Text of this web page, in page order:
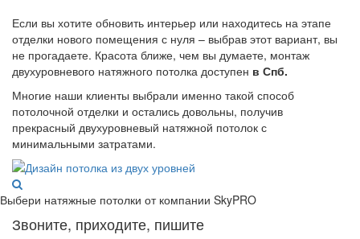
Если вы хотите обновить интерьер или находитесь на этапе
отделки нового помещения с нуля – выбрав этот вариант, вы
не прогадаете. Красота ближе, чем вы думаете, монтаж
двухуровневого натяжного потолка доступен в Спб.
Многие наши клиенты выбрали именно такой способ
потолочной отделки и остались довольны, получив
прекрасный двухуровневый натяжной потолок с
минимальными затратами.
Выбери натяжные потолки от компании SkyPRO
Звоните, приходите, пишите